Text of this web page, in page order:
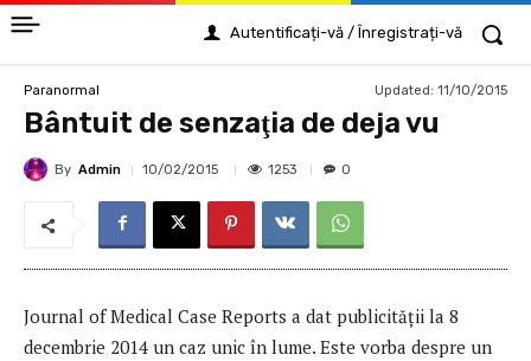
Autentificați-vă / Înregistrați-vă
Paranormal Updated: 11/10/2015
Bântuit de senzaţia de deja vu
By Admin 10/02/2015 1253 0
Journal of Medical Case Reports a dat publicităţii la 8
decembrie 2014 un caz unic în lume. Este vorba despre un